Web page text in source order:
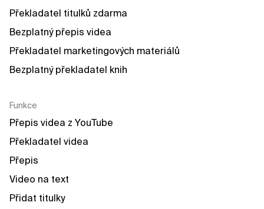
Překladatel titulků zdarma
Bezplatný přepis videa
Překladatel marketingových materiálů
Bezplatný překladatel knih
Funkce
Přepis videa z YouTube
Překladatel videa
Přepis
Video na text
Přidat titulky